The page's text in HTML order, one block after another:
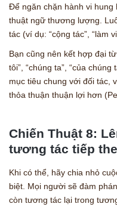
Để ngăn chặn hành vi hung
thuật ngữ thương lượng.
tác (ví dụ: “cộng tác”, “làm
Bạn cũng nên kết hợp đại
tôi”, “chúng ta”, “của
mục tiêu chung với đối tác,
thỏa thuận thuận lợi hơn
Chiến Thuật 8:
tương tác tiếp
Khi có thể, hãy chia nhỏ
biệt. Mọi người sẽ đàm
còn tương tác lại trong